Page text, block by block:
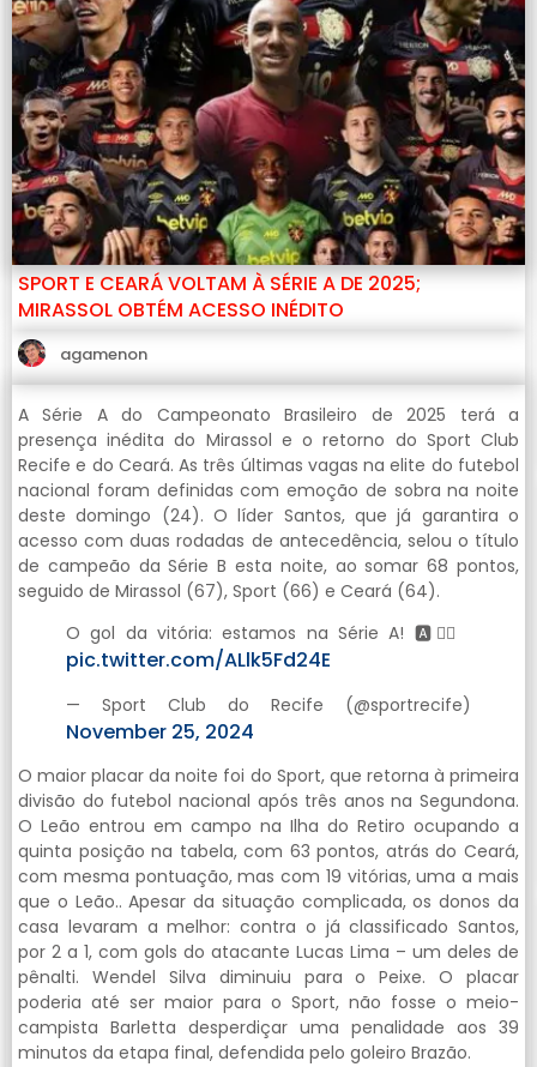
SPORT E CEARÁ VOLTAM À SÉRIE A DE 2025;
MIRASSOL OBTÉM ACESSO INÉDITO
agamenon
A Série A do Campeonato Brasileiro de 2025 terá a
presença inédita do Mirassol e o retorno do Sport Club
Recife e do Ceará. As três últimas vagas na elite do futebol
nacional foram definidas com emoção de sobra na noite
deste domingo (24). O líder Santos, que já garantira o
acesso com duas rodadas de antecedência, selou o título
de campeão da Série B esta noite, ao somar 68 pontos,
seguido de Mirassol (67), Sport (66) e Ceará (64).
O gol da vitória: estamos na Série A! 🅰️❤️‍🔥
pic.twitter.com/ALlk5Fd24E
— Sport Club do Recife (@sportrecife)
November 25, 2024
O maior placar da noite foi do Sport, que retorna à primeira
divisão do futebol nacional após três anos na Segundona.
O Leão entrou em campo na Ilha do Retiro ocupando a
quinta posição na tabela, com 63 pontos, atrás do Ceará,
com mesma pontuação, mas com 19 vitórias, uma a mais
que o Leão.. Apesar da situação complicada, os donos da
casa levaram a melhor: contra o já classificado Santos,
por 2 a 1, com gols do atacante Lucas Lima – um deles de
pênalti. Wendel Silva diminuiu para o Peixe. O placar
poderia até ser maior para o Sport, não fosse o meio-
campista Barletta desperdiçar uma penalidade aos 39
minutos da etapa final, defendida pelo goleiro Brazão.